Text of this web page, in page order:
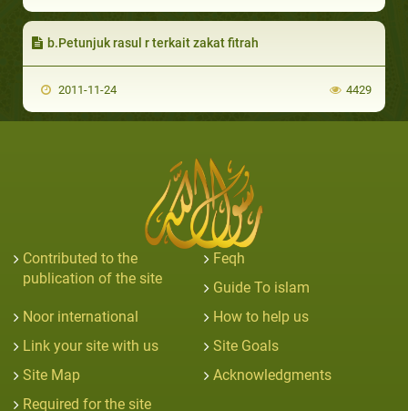
b.Petunjuk rasul r terkait zakat fitrah
2011-11-24 4429
Contributed to the
publication of the site
Feqh
Guide To islam
Noor international
How to help us
Link your site with us
Site Goals
Site Map
Acknowledgments
Required for the site